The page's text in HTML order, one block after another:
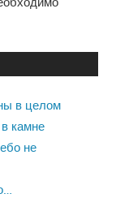
в целом
камне
не